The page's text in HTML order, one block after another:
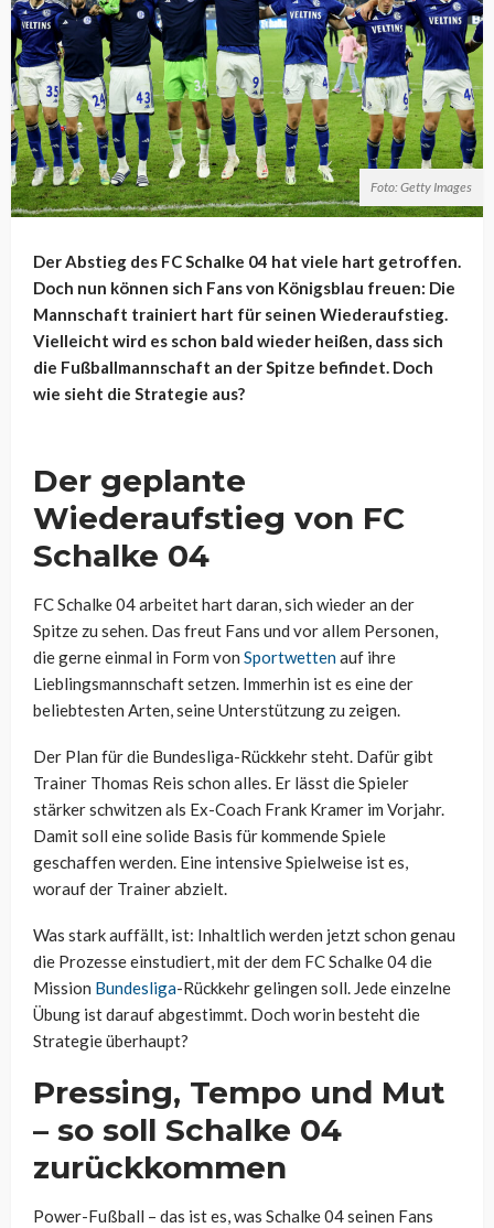
Foto: Getty Images
Der Abstieg des FC Schalke 04 hat viele hart getroffen.
Doch nun können sich Fans von Königsblau freuen: Die
Mannschaft trainiert hart für seinen Wiederaufstieg.
Vielleicht wird es schon bald wieder heißen, dass sich
die Fußballmannschaft an der Spitze befindet. Doch
wie sieht die Strategie aus?
Der geplante
Wiederaufstieg von FC
Schalke 04
FC Schalke 04 arbeitet hart daran, sich wieder an der
Spitze zu sehen. Das freut Fans und vor allem Personen,
die gerne einmal in Form von Sportwettenauf ihre
Lieblingsmannschaft setzen. Immerhin ist es eine der
beliebtesten Arten, seine Unterstützung zu zeigen.
Der Plan für die Bundesliga-Rückkehr steht. Dafür gibt
Trainer Thomas Reis schon alles. Er lässt die Spieler
stärker schwitzen als Ex-Coach Frank Kramer im Vorjahr.
Damit soll eine solide Basis für kommende Spiele
geschaffen werden. Eine intensive Spielweise ist es,
worauf der Trainer abzielt.
Was stark auffällt, ist: Inhaltlich werden jetzt schon genau
die Prozesse einstudiert, mit der dem FC Schalke 04 die
Mission Bundesliga-Rückkehr gelingen soll. Jede einzelne
Übung ist darauf abgestimmt. Doch worin besteht die
Strategie überhaupt?
Pressing, Tempo und Mut
– so soll Schalke 04
zurückkommen
Power-Fußball – das ist es, was Schalke 04 seinen Fans